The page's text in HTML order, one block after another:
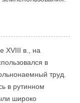
XVIII в., на
в
труд.
в рутинном
широко